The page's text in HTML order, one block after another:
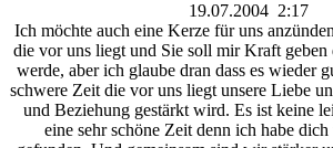
19.07.2004 2:17
Ich möchte auch eine Kerze für uns
die vor uns liegt und Sie soll mir Kraft geben
werde, aber ich glaube dran dass es wieder
schwere Zeit die vor uns liegt unsere Liebe
und Beziehung gestärkt wird. Es ist keine
eine sehr schöne Zeit denn ich habe